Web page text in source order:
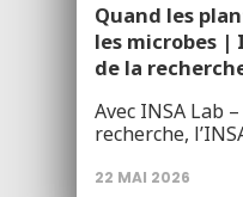
Quand les
les microbes |
de la
Avec INSA Lab
recherche,
22 MAI 2026